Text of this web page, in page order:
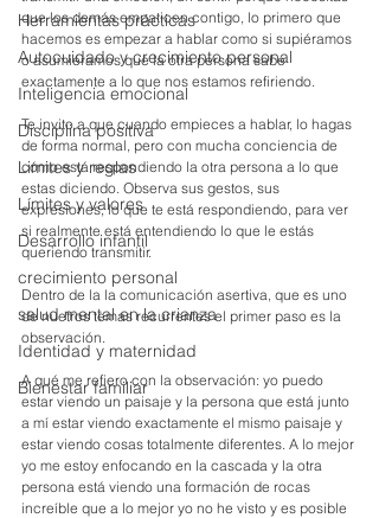
Herramientas prácticas
Autocuidado y crecimiento personal
Inteligencia emocional
Disciplina positiva
Limites y reglas
Límites y valores
Desarrollo infantil
crecimiento personal
salud mental en la crianza
Identidad y maternidad
Bienestar familiar
que los demás empaticen contigo, lo primero que
hacemos es empezar a hablar como si supiéramos
o asumiéramos que la otra persona sabe
exactamente a lo que nos estamos refiriendo.
Te invito a que cuando empieces a hablar, lo hagas
de forma normal, pero con mucha conciencia de
cómo está respondiendo la otra persona a lo que
estas diciendo. Observa sus gestos, sus
expresiones, lo que te está respondiendo, para ver
si realmente está entendiendo lo que le estás
queriendo transmitir.
Dentro de la la comunicación asertiva, que es uno
de nuetros temas recurrentes el primer paso es la
observación.
A qué me refiero con la observación: yo puedo
estar viendo un paisaje y la persona que está junto
a mí estar viendo exactamente el mismo paisaje y
estar viendo cosas totalmente diferentes. A lo mejor
yo me estoy enfocando en la cascada y la otra
persona está viendo una formación de rocas
increíble que a lo mejor yo no he visto y es posible